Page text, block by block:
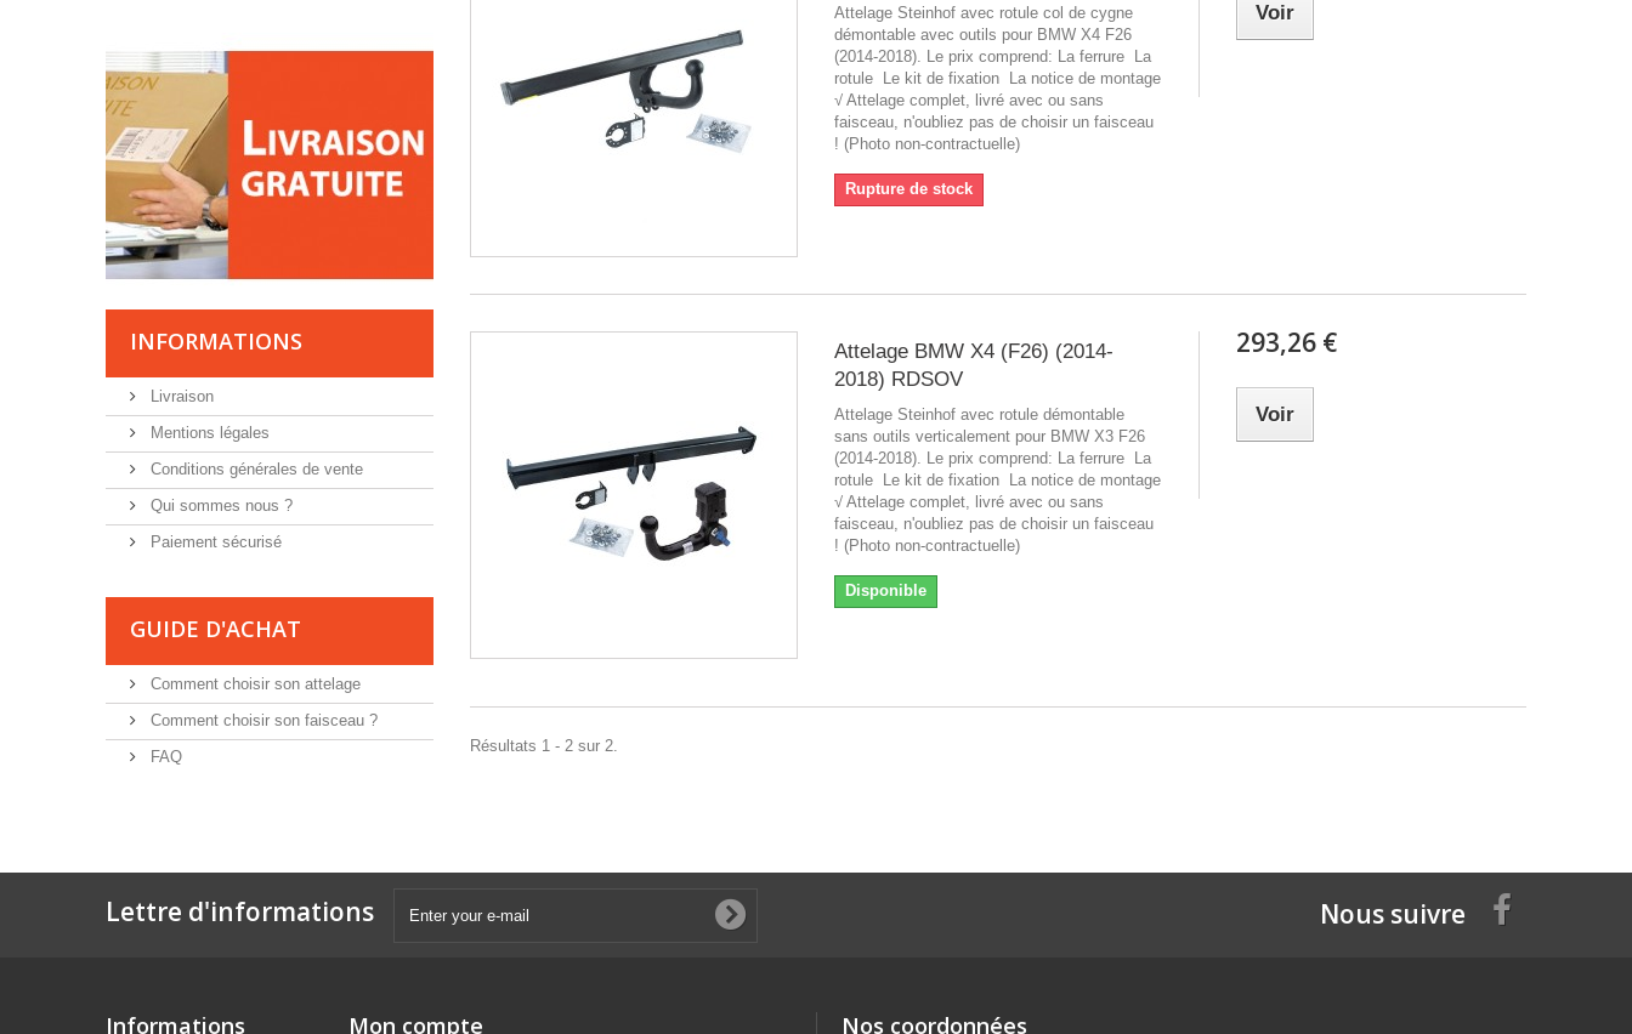
INFORMATIONS
Livraison
Mentions légales
Conditions générales de vente
Qui sommes nous ?
Paiement sécurisé
GUIDE D'ACHAT
Comment choisir son attelage
Comment choisir son faisceau ?
FAQ
Attelage Steinhof avec rotule col de cygne
démontable avec outils pour BMW X4 F26
(2014-2018). Le prix comprend: La ferrure La
rotule Le kit de fixation La notice de montage
√ Attelage complet, livré avec ou sans
faisceau, n'oubliez pas de choisir un faisceau
! (Photo non-contractuelle)
Rupture de stock
Voir
Attelage BMW X4 (F26) (2014-
2018) RDSOV
Attelage Steinhof avec rotule démontable
sans outils verticalement pour BMW X3 F26
(2014-2018). Le prix comprend: La ferrure La
rotule Le kit de fixation La notice de montage
√ Attelage complet, livré avec ou sans
faisceau, n'oubliez pas de choisir un faisceau
! (Photo non-contractuelle)
Disponible
293,26 €
Voir
Résultats 1 - 2 sur 2.
Lettre d'informations Nous suivre
Informations Mon compte Nos coordonnées